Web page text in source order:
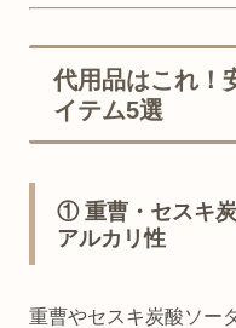
代用品はこれ！
イテム5選
① 重曹・セスキ
アルカリ性
重曹やセスキ炭酸ソー